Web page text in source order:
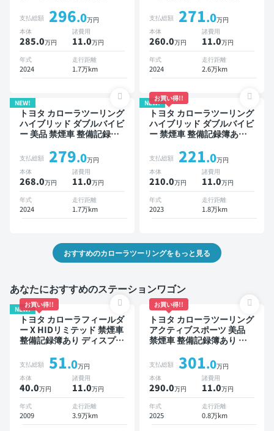
ビキットあり ブラインドス
ポットモニター オートクル
ーズ スマートキー ETC バ
ックモニター ドライブレコ
ーダー 衝突軽減
支払総額 296.0万円
本体
285.0万円
諸費用
11.0万円
年式
2024
走行距離
1.7万km
オ ※ナビキットあり TV ブ
ラインドスポットモニター
オートクルーズ スマートキ
ー ETC バックモニター ド
ライブレコーダー 衝突軽減
支払総額 271.0万円
本体
260.0万円
諸費用
11.0万円
年式
2024
走行距離
2.6万km
NEW!
トヨタ カローラツーリング
ハイブリッド ダブルバイビ
ー 美品 禁煙車 整備記録簿
オ ※ナビキットあり TV オ
ートクルーズ スマートキー
ETC バックモニター 衝突
軽減
支払総額 279.0万円
本体
268.0万円
諸費用
11.0万円
年式
2024
走行距離
1.7万km
NEW!
お買い得!!
トヨタ カローラツーリング
ハイブリッド ダブルバイビ
ー 禁煙車 整備記録簿あり
ナビキットあり TV ブライ
ンドスポットモニター オー
トクルーズ スマートキー
ETC バックモニター ドラ
イブレコーダー 衝突軽減
支払総額 221.0万円
本体
210.0万円
諸費用
11.0万円
年式
2023
走行距離
1.8万km
おすすめのカローラツーリングをもっと見る
あなたにおすすめのステーションワゴン
NEW!
お買い得!!
トヨタ カローラフィールダ
ー X HIDリミテッド 禁煙車
整備記録簿あり ディスプレ
あり TV ワイヤレスキー
支払総額 51.0万円
本体
40.0万円
諸費用
11.0万円
年式
2009
走行距離
3.9万km
お買い得!!
トヨタ カローラツーリング
アクティブスポーツ 美品
禁煙車 整備記録簿あり デ
ビキットあり TV ブライン
ドスポットモニター オート
クルーズ スマートキー
ETC バックモニター ドラ
イブレコーダー 衝突軽減
支払総額 301.0万円
本体
290.0万円
諸費用
11.0万円
年式
2025
走行距離
0.8万km